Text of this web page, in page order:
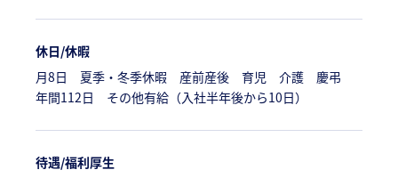
休日/休暇
月8日 夏季・冬季休暇 産前産後 育児 介護 慶弔
年間112日 その他有給（入社半年後から10日）
待遇/福利厚生